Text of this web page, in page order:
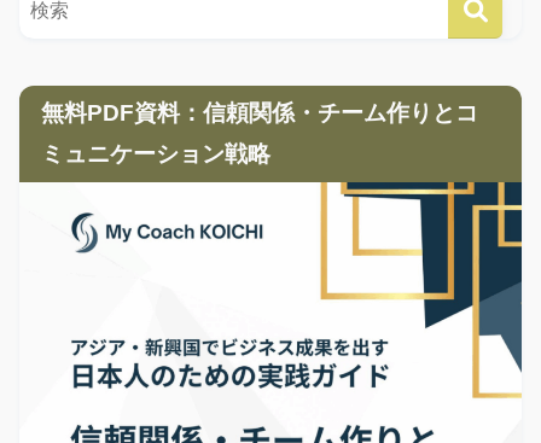
無料PDF資料：信頼関係・チーム作りとコ
ミュニケーション戦略